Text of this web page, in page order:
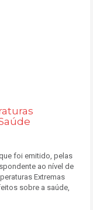
foi emitido, pelas
ao nível de
Extremas
sobre a saúde,